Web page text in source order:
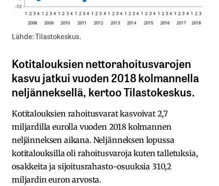
Lähde: Tilastokeskus.
Kotitalouksien nettorahoitusvarojen
kasvu jatkui vuoden 2018 kolmannella
neljänneksellä, kertoo Tilastokeskus.
Kotitalouksien rahoitusvarat kasvoivat 2,7
miljardilla eurolla vuoden 2018 kolmannen
neljänneksen aikana. Neljänneksen lopussa
kotitalouksilla oli rahoitusvaroja kuten talletuksia,
osakkeita ja sijoitusrahasto-osuuksia 310,2
miljardin euron arvosta.